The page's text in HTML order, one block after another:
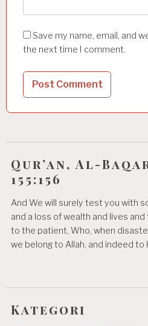
Save my name, email, and
the next time I comment.
Qur’an, Al-
155:156
And We will surely test you with
and a loss of wealth and lives
to the patient, Who, when
we belong to Allah, and indeed to
Kategori